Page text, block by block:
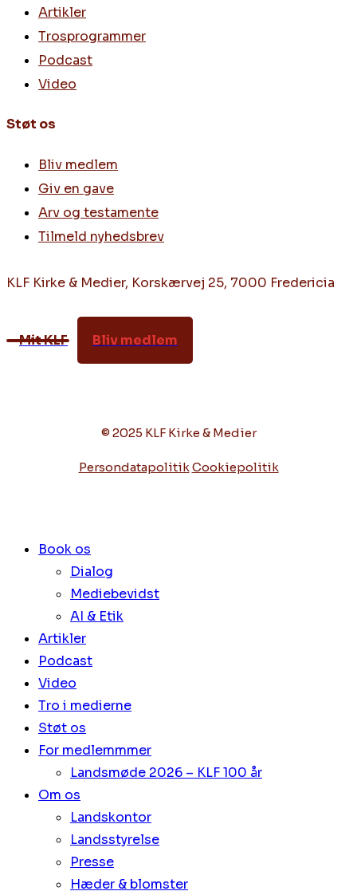
Artikler
Trosprogrammer
Podcast
Video
Støt os
Bliv medlem
Giv en gave
Arv og testamente
Tilmeld nyhedsbrev
KLF Kirke & Medier, Korskærvej 25, 7000 Fredericia
Mit KLF Bliv medlem
© 2025 KLF Kirke & Medier
PersondatapolitikCookiepolitik
Book os
Dialog
Mediebevidst
AI & Etik
Artikler
Podcast
Video
Tro i medierne
Støt os
For medlemmmer
Landsmøde 2026 – KLF 100 år
Om os
Landskontor
Landsstyrelse
Presse
Hæder & blomster